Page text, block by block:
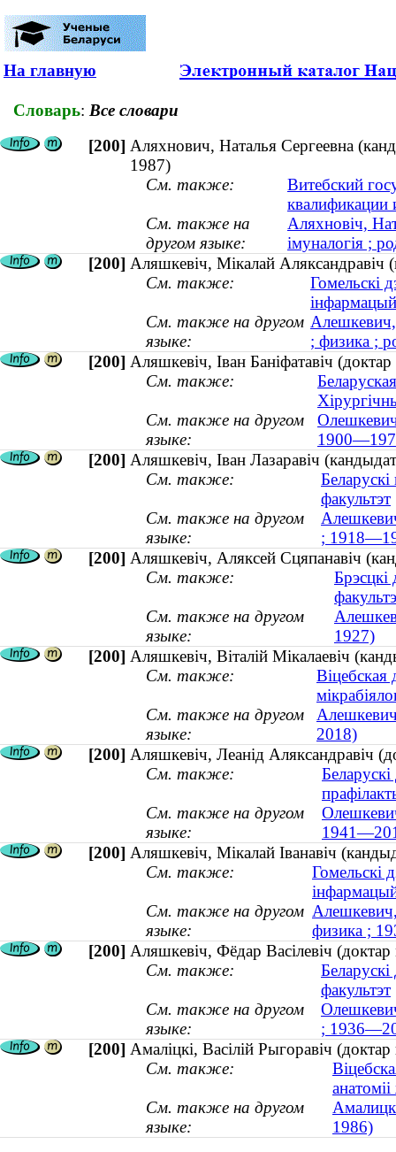
На главную
Словарь: Все словари
[200] Аляхнович, Наталья Сергеевна
1987)
См. также:
Витебский
квалификации
См. также на
другом языке:
Аляхновіч,
імуналогія ;
[200] Аляшкевiч, Мiкалай Аляксандравiч
См. также:
Гомельскі
См. также на другом
языке:
Алешкевич,
; физика ;
[200] Аляшкевіч, Іван Баніфатавіч
См. также:
См. также на другом
языке:
[200] Аляшкевіч, Іван Лазаравіч
См. также:
факультэт
См. также на другом
языке:
;
[200] Аляшкевіч, Аляксей Сцяпанавіч
См. также:
См. также на другом
языке:
1927)
[200] Аляшкевіч, Віталій Мікалаевіч
См. также:
См. также на другом
языке:
2018)
[200] Аляшкевіч, Леанід Аляксандравіч
См. также:
См. также на другом
языке:
[200] Аляшкевіч, Мікалай Іванавіч
См. также:
Гомельскі
См. также на другом
языке:
физика ;
[200] Аляшкевіч, Фёдар Васілевіч
См. также:
факультэт
См. также на другом
языке:
;
[200] Амаліцкі, Васілій Рыгоравіч
См. также:
См. также на другом
языке:
1986)